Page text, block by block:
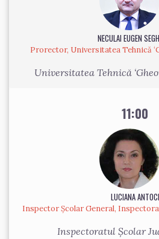
NECULAI EUGEN
Prorector, Universitatea Tehnică
Universitatea Tehnică
11:00
LUCIANA ANTOCI
Inspector Școlar General,
Inspectoratul Școlar